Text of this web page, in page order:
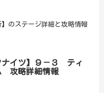
のステージ詳細と攻略情報
ナイツ】９－３ ティ
攻略詳細情報